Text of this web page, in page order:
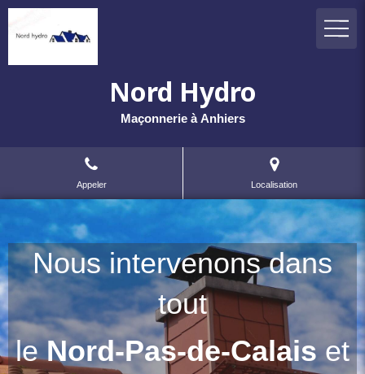
Nord Hydro
Maçonnerie à Anhiers
Appeler Localisation
Nous intervenons dans
tout
leNord-Pas-de-Calaiset